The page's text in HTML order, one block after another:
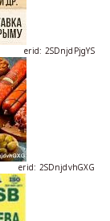
erid: 2SDnjdvhGXG